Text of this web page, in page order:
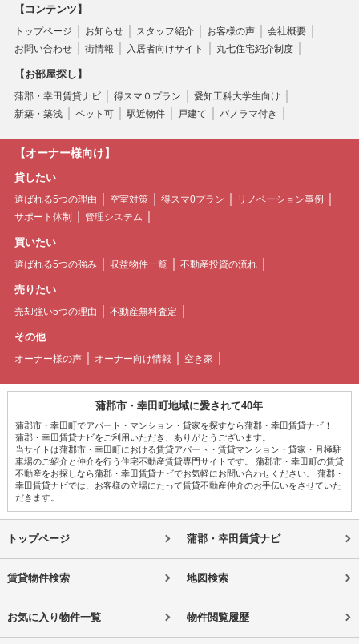
【コンテンツ】
トップページ お知らせ スタッフ紹介 お客様の声
会社概要
お問い合わせ
街情報 入居者向けサイト 丸七住宅紹介制度
【お部屋探し】
蒲郡・幸田賃貸ナビ 得スマ０プラン
愛知工科大学生向け
新築・築浅
ペット可 駅近物件 戸建て パノラマ付き
【オーナー様向け】
貸したい
選ばれる5つの理由 空室対策 得スマ0プラン
リノベーション事例
サポート体制
管理システム
買いたい
選ばれる5つの強み 収益物件一覧 不動産投資の流れ
売りたい
売却強い5つの理由 不動産無料査定
その他
オーナー様の声 オーナー向け情報 空き家
蒲郡市・幸田町地域に愛されて40年
蒲郡市・幸田町でアパート・マンション・貸家を探すなら蒲郡・幸田賃貸ナビ！
蒲郡・幸田賃貸ナビをご利用いただき、ありがとうございます。
当サイトは蒲郡市・幸田町における賃貸アパート・賃貸マンション・貸家・月極駐
車場のご紹介と仲介を行う住宅不動産賃貸専門サイトです。 蒲郡市・幸田町の賃貸
不動産をお探しなら蒲郡・幸田賃貸ナビでお気軽にお問い合わせください。 蒲郡・
幸田賃貸ナビでは、お客様の立場にたって賃貸不動産仲介のお手伝いをさせていた
だきます。
トップページ 蒲郡・幸田賃貸ナビ
賃貸物件検索 地図検索
お気に入り物件一覧 物件閲覧履歴